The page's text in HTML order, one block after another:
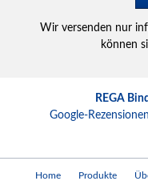
Wir versenden nur
können
Home Produkte
REGA
Google-